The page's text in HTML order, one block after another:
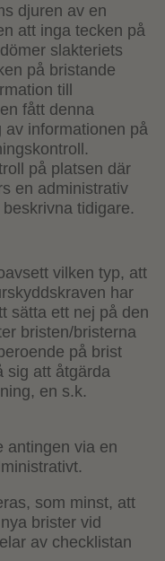
djuren av en
att inga tecken på
slakteriets
på bristande
till
fått denna
informationen på
på platsen där
en administrativ
tidigare.
vilken typ, att
har
sätta ett nej på den
bristen/bristerna
på brist
sig att åtgärda
en s.k.
antingen via en
som minst, att
brister vid
av checklistan